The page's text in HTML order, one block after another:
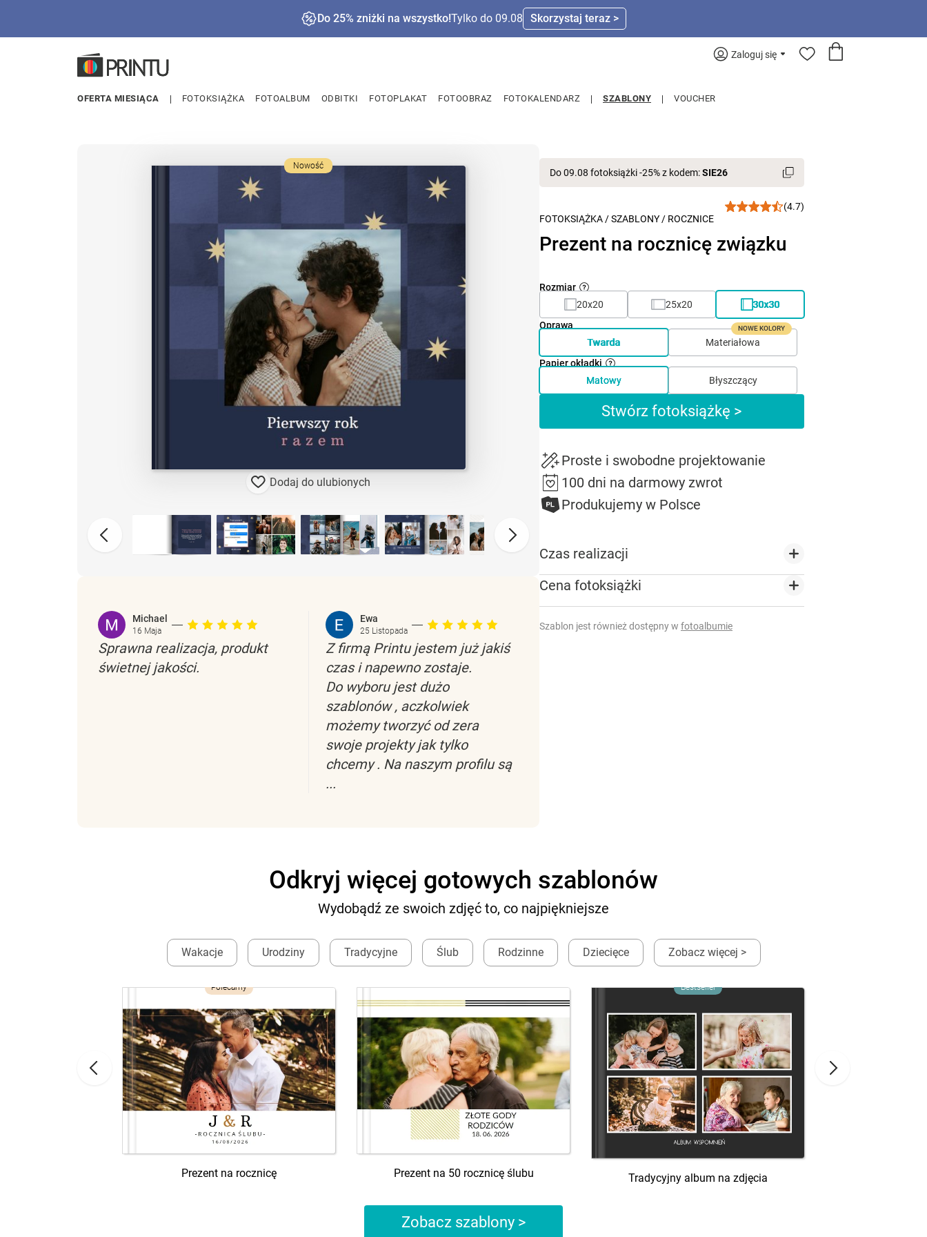
Do 25% zniżki na wszystko!Tylko do 09.08 Skorzystaj teraz >
Zaloguj się
OFERTA MIESIĄCA FOTOKSIĄŻKA FOTOALBUM ODBITKI FOTOPLAKAT FOTOOBRAZ FOTOKALENDARZ SZABLONY VOUCHER
Nowość
Dodaj do ulubionych
Michael
16 Maja
Sprawna realizacja, produkt
świetnej jakości.
Ewa
25 Listopada
Z firmą Printu jestem już jakiś
czas i napewno zostaje.
Do wyboru jest dużo
szablonów , aczkolwiek
możemy tworzyć od zera
swoje projekty jak tylko
chcemy . Na naszym profilu są
...
Do 09.08 fotoksiążki -25% z kodem:SIE26
FOTOKSIĄŻKA /SZABLONY / ROCZNICE
(4.7)
Prezent na rocznicę związku
Rozmiar
20x20
25x20
30x30
Oprawa
Twarda
Materiałowa
NOWE KOLORY
Papier okładki
Matowy
Błyszczący
Stwórz fotoksiążkę >
Proste i swobodne projektowanie
100 dni na darmowy zwrot
Produkujemy w Polsce
Czas realizacji
Cena fotoksiążki
Szablon jest również dostępny w fotoalbumie
Odkryj więcej gotowych szablonów
Wydobądź ze swoich zdjęć to, co najpiękniejsze
Wakacje Urodziny Tradycyjne Ślub Rodzinne Dziecięce Zobacz więcej >
Polecamy
Prezent na rocznicę Prezent na 50 rocznicę ślubu
Bestseller
Tradycyjny album na zdjęcia
Zobacz szablony >